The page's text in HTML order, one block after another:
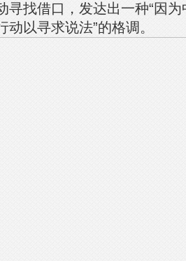
寻找借口，发达出一种“因
以寻求说法”的格调。